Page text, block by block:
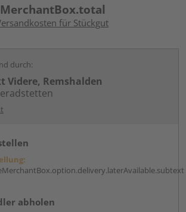
für Stückgut
durch:
Videre, Remshalden
abholen